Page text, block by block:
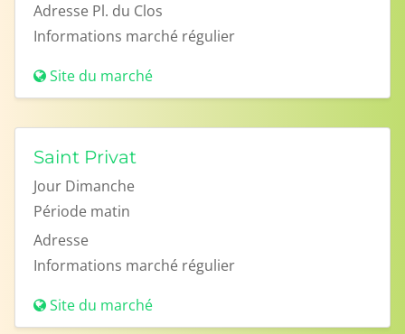
Adresse Pl. du Clos
Informations marché régulier
Site du marché
Saint Privat
Jour Dimanche
Période matin
Adresse
Informations marché régulier
Site du marché